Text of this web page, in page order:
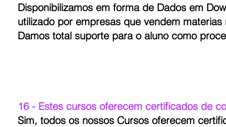
Disponibilizamos em forma de Dados em
utilizado por empresas que vendem
Damos total suporte para o aluno como
16 - Estes cursos oferecem certificados de
Sim, todos os nossos Cursos oferecem